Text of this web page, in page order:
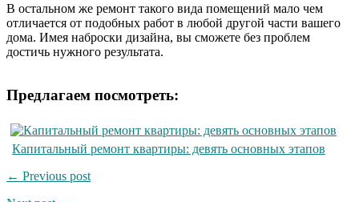
В остальном же ремонт такого вида помещений мало чем
отличается от подобных работ в любой другой части вашего
дома. Имея наброски дизайна, вы сможете без проблем
достичь нужного результата.
Предлагаем посмотреть:
Капитальный ремонт квартиры: девять основных этапов
← Previous post